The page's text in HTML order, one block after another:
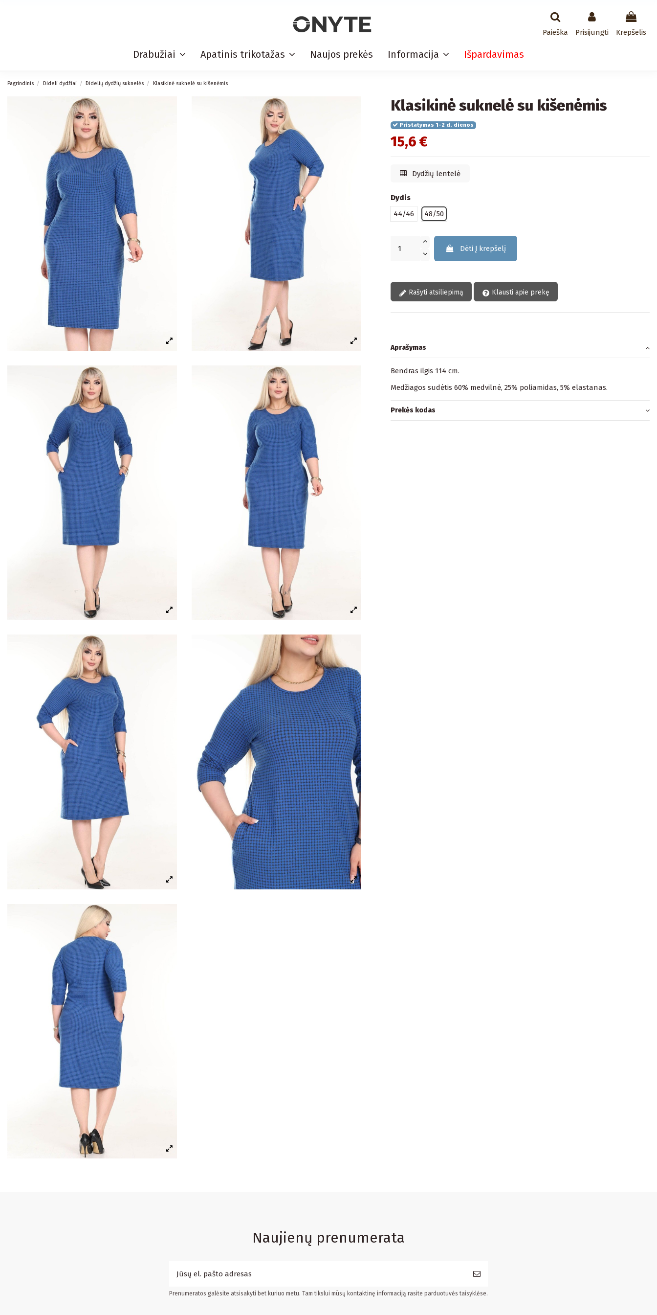
Paieška Prisijungti Krepšelis
Drabužiai Apatinis trikotažas Naujos prekės Informacija Išpardavimas
Pagrindinis Dideli dydžiai Didelių dydžių suknelės Klasikinė suknelė su kišenėmis
Klasikinė suknelė su kišenėmis
Pristatymas 1-2 d. dienos
15,6 €
Dydžių lentelė
Dydis
44/46
48/50
Dėti Į krepšelį
Rašyti atsiliepimą Klausti apie prekę
Aprašymas
Bendras ilgis 114 cm.
Medžiagos sudėtis 60% medvilnė, 25% poliamidas, 5% elastanas.
Prekės kodas
Naujienų prenumerata
Prenumeratos galėsite atsisakyti bet kuriuo metu. Tam tikslui mūsų kontaktinę informaciją rasite parduotuvės taisyklėse.